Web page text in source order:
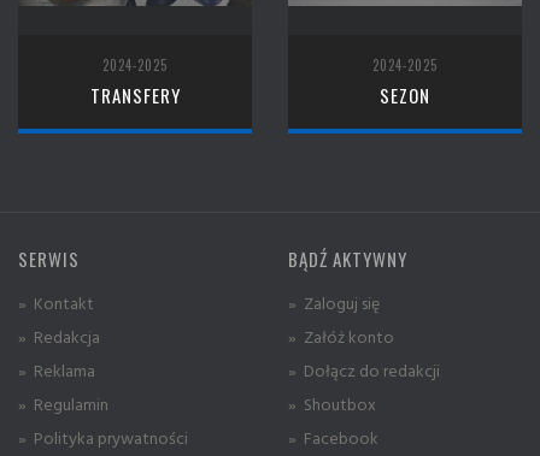
2024-2025
TRANSFERY
2024-2025
SEZON
SERWIS
» Kontakt
» Redakcja
» Reklama
» Regulamin
» Polityka prywatności
BĄDŹ AKTYWNY
» Zaloguj się
» Załóż konto
» Dołącz do redakcji
» Shoutbox
» Facebook